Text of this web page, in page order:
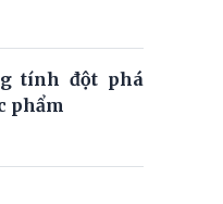
tính đột phá
phẩm